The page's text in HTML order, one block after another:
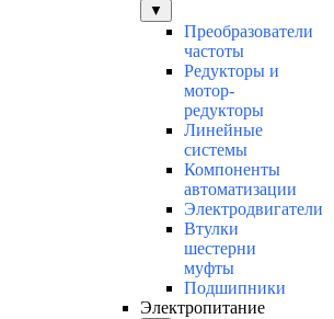
▼
Преобразователи
частоты
Редукторы и
мотор-
редукторы
Линейные
системы
Компоненты
автоматизации
Электродвигатели
Втулки
шестерни
муфты
Подшипники
Электропитание